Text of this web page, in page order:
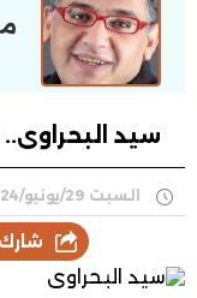
سيد
السبت 29/يونيو/2024 - 10:24 ص
شارك